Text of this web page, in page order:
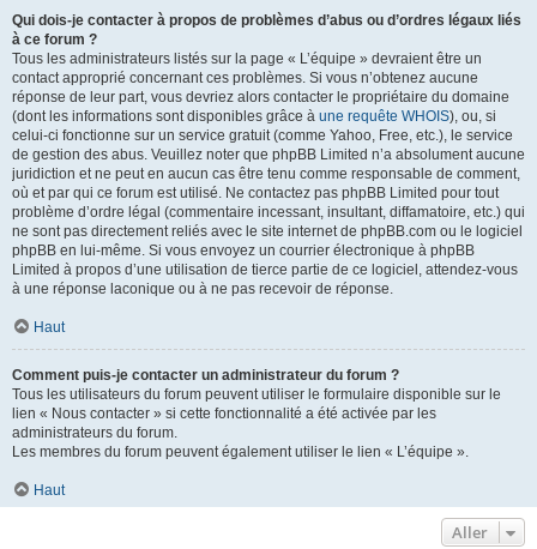
Qui dois-je contacter à propos de problèmes d’abus ou d’ordres légaux liés
à ce forum ?
Tous les administrateurs listés sur la page « L’équipe » devraient être un
contact approprié concernant ces problèmes. Si vous n’obtenez aucune
réponse de leur part, vous devriez alors contacter le propriétaire du domaine
(dont les informations sont disponibles grâce à une requête WHOIS), ou, si
celui-ci fonctionne sur un service gratuit (comme Yahoo, Free, etc.), le service
de gestion des abus. Veuillez noter que phpBB Limited n’a absolument aucune
juridiction et ne peut en aucun cas être tenu comme responsable de comment,
où et par qui ce forum est utilisé. Ne contactez pas phpBB Limited pour tout
problème d’ordre légal (commentaire incessant, insultant, diffamatoire, etc.) qui
ne sont pas directement reliés avec le site internet de phpBB.com ou le logiciel
phpBB en lui-même. Si vous envoyez un courrier électronique à phpBB
Limited à propos d’une utilisation de tierce partie de ce logiciel, attendez-vous
à une réponse laconique ou à ne pas recevoir de réponse.
Haut
Comment puis-je contacter un administrateur du forum ?
Tous les utilisateurs du forum peuvent utiliser le formulaire disponible sur le
lien « Nous contacter » si cette fonctionnalité a été activée par les
administrateurs du forum.
Les membres du forum peuvent également utiliser le lien « L’équipe ».
Haut
Aller